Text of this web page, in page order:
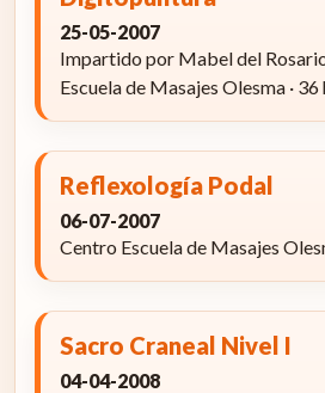
25-05-2007
Impartido por Mabel del
Escuela de Masajes Olesma · 36
Reflexología Podal
06-07-2007
Centro Escuela de Masajes
Sacro Craneal Nivel I
04-04-2008